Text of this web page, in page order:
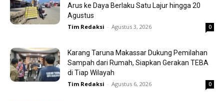
Arus ke Daya Berlaku Satu Lajur hingga 20
Agustus
Tim Redaksi - Agustus 3, 2026 0
Karang Taruna Makassar Dukung Pemilahan
Sampah dari Rumah, Siapkan Gerakan TEBA
di Tiap Wilayah
Tim Redaksi - Agustus 6, 2026 0